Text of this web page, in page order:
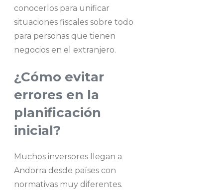
conocerlos para unificar
situaciones fiscales sobre todo
para personas que tienen
negocios en el extranjero.
¿Cómo evitar
errores en la
planificación
inicial?
Muchos inversores llegan a
Andorra desde países con
normativas muy diferentes.